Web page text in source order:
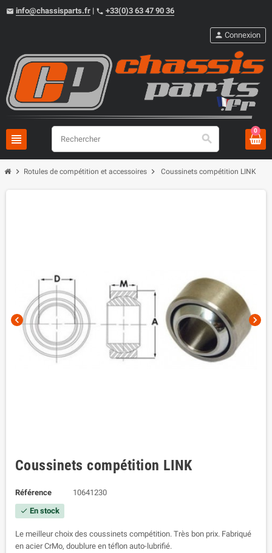
email info@chassisparts.fr | phone +33(0)3 63 47 90 36
view_headline search
person Connexion
0
chevron_right Rotules de compétition et accessoires chevron_right Coussinets compétition LINK
chevron_left chevron_right
Coussinets compétition LINK
Référence 10641230
check En stock
Le meilleur choix des coussinets compétition. Très bon prix. Fabriqué
en acier CrMo, doublure en téflon auto-lubrifié.